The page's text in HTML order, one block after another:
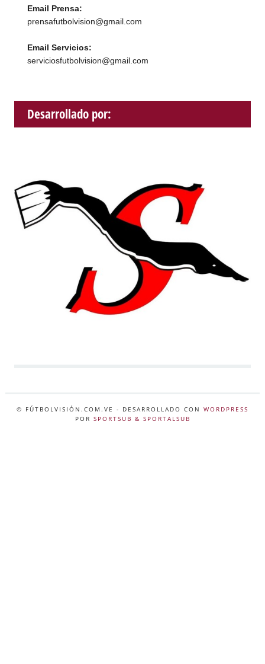
Email Prensa:
prensafutbolvision@gmail.com
Email Servicios:
serviciosfutbolvision@gmail.com
Desarrollado por:
© FÚTBOLVISIÓN.COM.VE - DESARROLLADO CON WORDPRESS
POR SPORTSUB & SPORTALSUB